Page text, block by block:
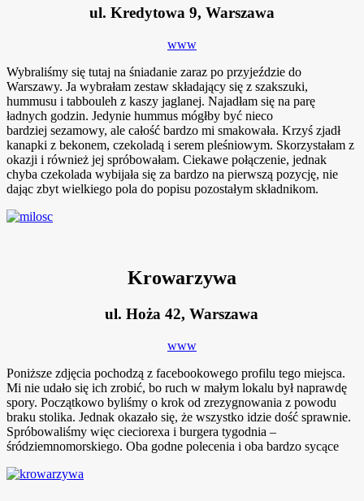
ul. Kredytowa 9, Warszawa
www
Wybraliśmy się tutaj na śniadanie zaraz po przyjeździe do
Warszawy. Ja wybrałam zestaw składający się z szakszuki,
hummusu i tabbouleh z kaszy jaglanej. Najadłam się na parę
ładnych godzin. Jedynie hummus mógłby być nieco
bardziej sezamowy, ale całość bardzo mi smakowała. Krzyś zjadł
kanapki z bekonem, czekoladą i serem pleśniowym. Skorzystałam z
okazji i również jej spróbowałam. Ciekawe połączenie, jednak
chyba czekolada wybijała się za bardzo na pierwszą pozycję, nie
dając zbyt wielkiego pola do popisu pozostałym składnikom.
Krowarzywa
ul. Hoża 42, Warszawa
www
Poniższe zdjęcia pochodzą z facebookowego profilu tego miejsca.
Mi nie udało się ich zrobić, bo ruch w małym lokalu był naprawdę
spory. Początkowo byliśmy o krok od zrezygnowania z powodu
braku stolika. Jednak okazało się, że wszystko idzie dość sprawnie.
Spróbowaliśmy więc cieciorexa i burgera tygodnia –
śródziemnomorskiego. Oba godne polecenia i oba bardzo sycące